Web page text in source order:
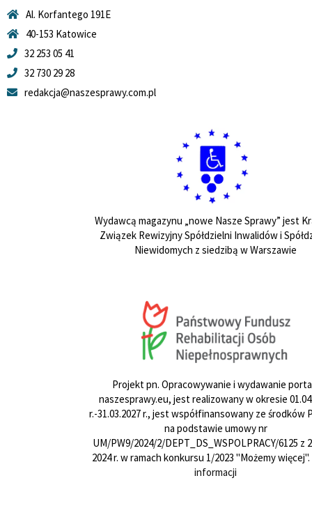
Al. Korfantego 191E
40-153 Katowice
32 253 05 41
32 730 29 28
redakcja@naszesprawy.com.pl
Wydawcą magazynu „nowe Nasze Sprawy” jest
Związek Rewizyjny Spółdzielni Inwalidów i
Niewidomych z siedzibą w Warszawie
Projekt pn. Opracowywanie i wydawanie
naszesprawy.eu, jest realizowany w okresie
r.-31.03.2027 r., jest współfinansowany ze środków
na podstawie umowy nr
UM/PW9/2024/2/DEPT_DS_WSPOLPRACY/6125 z
2024 r. w ramach konkursu 1/2023 "Możemy więcej".
informacji